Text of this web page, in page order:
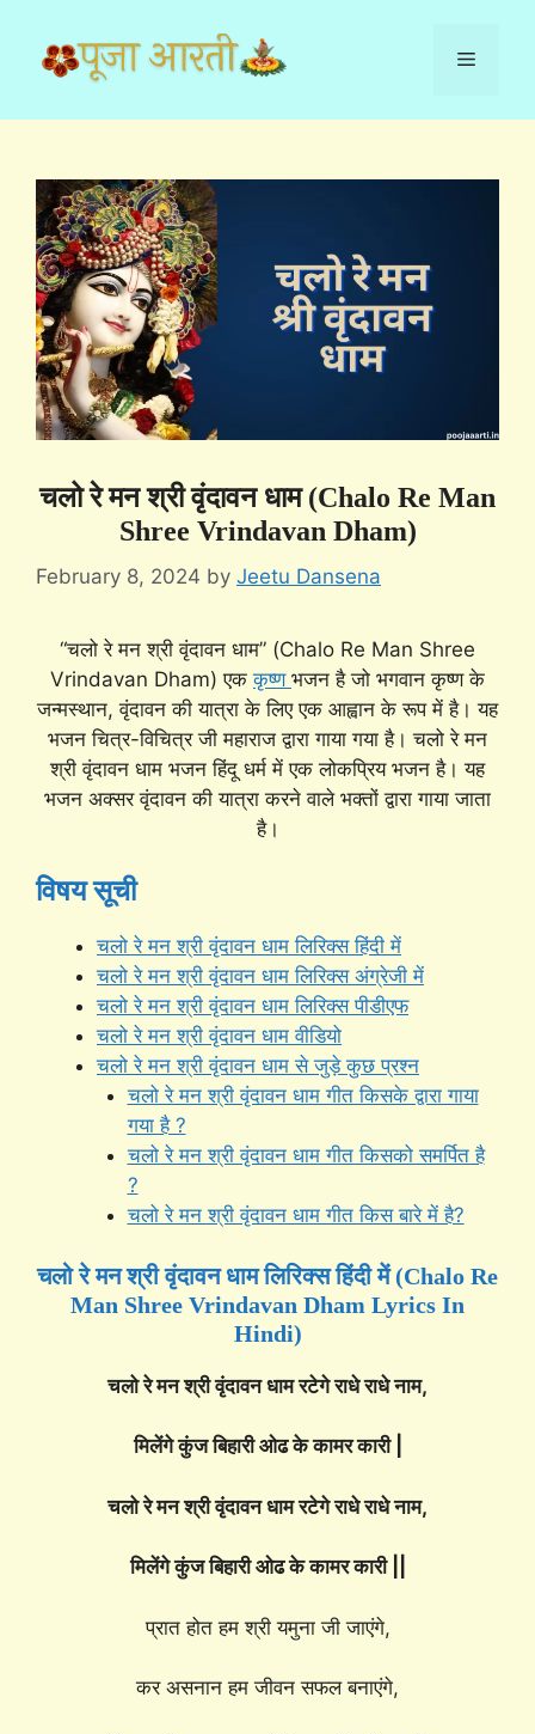
content
Menu
चलो रे मन श्री वृंदावन धाम (Chalo Re Man
Shree Vrindavan Dham)
February 8, 2024 by Jeetu Dansena
“चलो रे मन श्री वृंदावन धाम” (Chalo Re Man Shree
Vrindavan Dham) एककृष्ण भजन है जो भगवान कृष्ण के
जन्मस्थान, वृंदावन की यात्रा के लिए एक आह्वान के रूप में है। यह
भजन चित्र-विचित्र जी महाराज द्वारा गाया गया है। चलो रे मन
श्री वृंदावन धाम भजन हिंदू धर्म में एक लोकप्रिय भजन है। यह
भजन अक्सर वृंदावन की यात्रा करने वाले भक्तों द्वारा गाया जाता
है।
विषय सूची
चलो रे मन श्री वृंदावन धाम लिरिक्स हिंदी में
चलो रे मन श्री वृंदावन धाम लिरिक्स अंग्रेजी में
चलो रे मन श्री वृंदावन धाम लिरिक्स पीडीएफ
चलो रे मन श्री वृंदावन धाम वीडियो
चलो रे मन श्री वृंदावन धाम से जुड़े कुछ प्रश्न
चलो रे मन श्री वृंदावन धाम गीत किसके द्वारा गाया
गया है ?
चलो रे मन श्री वृंदावन धाम गीत किसको समर्पित है
?
चलो रे मन श्री वृंदावन धाम गीत किस बारे में है?
चलो रे मन श्री वृंदावन धाम लिरिक्स हिंदी में (Chalo Re
Man Shree Vrindavan Dham Lyrics In
Hindi)
चलो रे मन श्री वृंदावन धाम रटेगे राधे राधे नाम,
मिलेंगे कुंज बिहारी ओढ के कामर कारी |
चलो रे मन श्री वृंदावन धाम रटेगे राधे राधे नाम,
मिलेंगे कुंज बिहारी ओढ के कामर कारी ||
प्रात होत हम श्री यमुना जी जाएंगे,
कर असनान हम जीवन सफल बनाएंगे,